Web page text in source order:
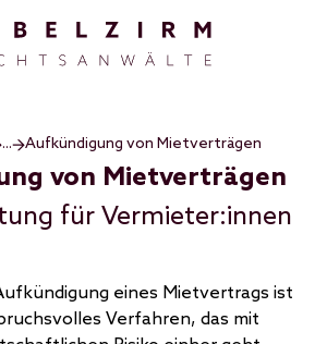
... Aufkündigung von Mietverträgen
von Mietverträgen
für Vermieter:innen
eines Mietvertrags ist
Verfahren, das mit